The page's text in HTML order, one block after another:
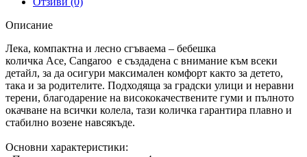
Описание
Лека, компактна и лесно сгъваема – бебешка
количка Ace, Cangaroo е създадена с внимание към всеки
детайл, за да осигури максимален комфорт както за детето,
така и за родителите. Подходяща за градски улици и неравни
терени, благодарение на висококачествените гуми и пълното
окачване на всички колела, тази количка гарантира плавно и
стабилно возене навсякъде.
Основни характеристики: